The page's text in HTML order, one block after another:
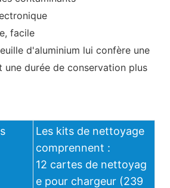
facile
d'aluminium lui confère une
durée de conservation plus
Les kits de nettoyage
comprennent :
12 cartes de nettoyag
e pour chargeur (239